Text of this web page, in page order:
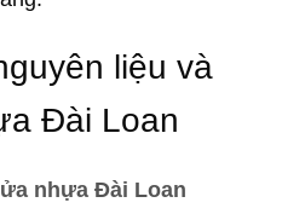
liệu và
Đài Loan
nhựa Đài Loan